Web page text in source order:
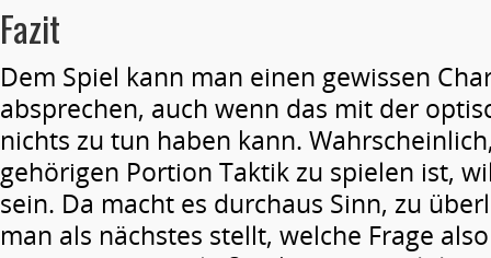
Fazit
Dem Spiel kann man einen gewissen
absprechen, auch wenn das mit der
nichts zu tun haben kann.
gehörigen Portion Taktik zu spielen ist,
sein. Da macht es durchaus Sinn, zu
man als nächstes stellt, welche Frage